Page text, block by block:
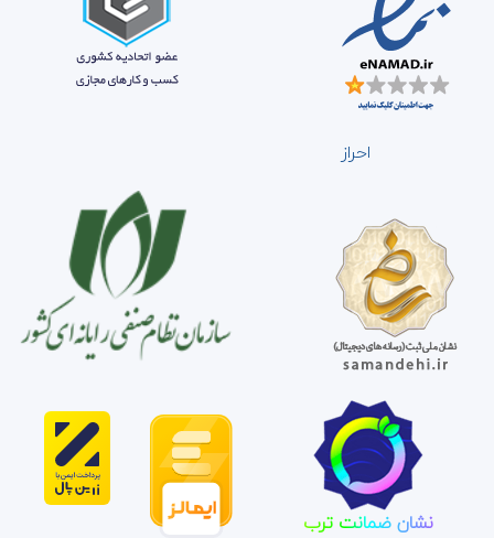
احراز
نشان ضمانت ترب